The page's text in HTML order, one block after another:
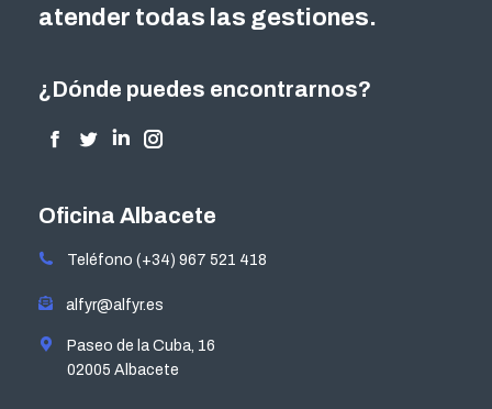
Oficina Albacete
Teléfono (+34) 967 521 418
alfyr@alfyr.es
Paseo de la Cuba, 16
02005 Albacete
¿Dónde puedes encontrarnos?
Encuéntranos en:
Facebook
opens
new
Twitter
opens
new
Linkedin
opens
new
Instagram
opens
new
atender todas las gestiones.